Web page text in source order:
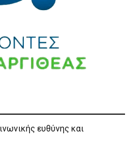
ευθύνης και